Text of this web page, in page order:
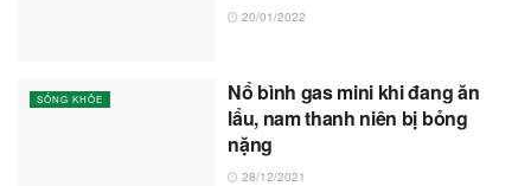
20/01/2022
SỐNG KHỎE
Nổ bình gas mini khi đang ăn
lẩu, nam thanh niên bị bỏng
nặng
28/12/2021